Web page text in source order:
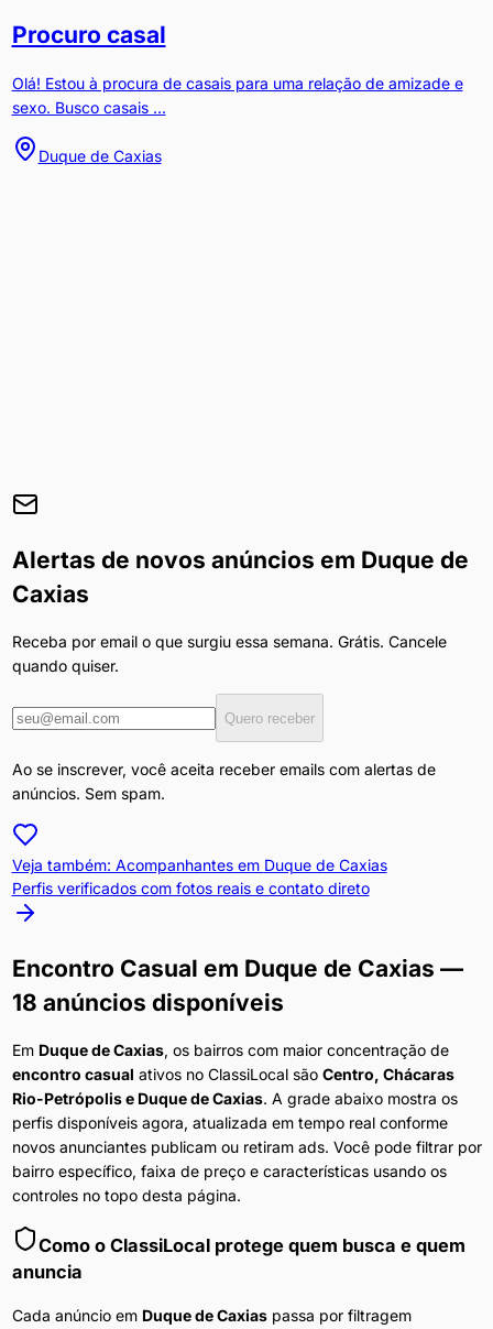
Procuro casal
Olá! Estou à procura de casais para uma relação de amizade e
sexo. Busco casais ...
Duque de Caxias
Alertas de novos anúncios em Duque de
Caxias
Receba por email o que surgiu essa semana. Grátis. Cancele
quando quiser.
Quero receber
Ao se inscrever, você aceita receber emails com alertas de
anúncios. Sem spam.
Veja também: Acompanhantes em Duque de Caxias
Perfis verificados com fotos reais e contato direto
Encontro Casual em Duque de Caxias —
18 anúncios disponíveis
Em Duque de Caxias, os bairros com maior concentração de
encontro casual ativos no ClassiLocal são Centro, Chácaras
Rio-Petrópolis e Duque de Caxias. A grade abaixo mostra os
perfis disponíveis agora, atualizada em tempo real conforme
novos anunciantes publicam ou retiram ads. Você pode filtrar por
bairro específico, faixa de preço e características usando os
controles no topo desta página.
Como o ClassiLocal protege quem busca e quem
anuncia
Cada anúncio em Duque de Caxiaspassa por filtragem